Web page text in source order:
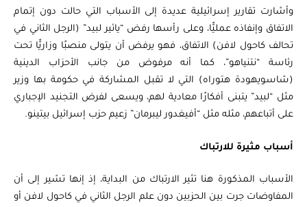
وأشارت تقارير إسرائيلية عديدة إلى الأسباب التي حالت دون إتمام
الاتفاق وإنفاذه عمليًّا، وعلى رأسها رفض “يائير لبيد” (الرجل الثاني في
تحالف كاحول لافن) الاتفاق، فهو يرفض أن يتولى منصبًا وزاريًّا تحت
رئاسة “نتنياهو”، كما أنه مرفوض من جانب الأحزاب الدينية
(شاسويهودة هتوراه) التي لا تقبل المشاركة في حكومة بها وزير
مثل “لبيد” يتبنى أفكارًا معادية لهم، ويسعى لفرض التجنيد الإجباري
على أتباعهم، مثله مثل “أفيغدور ليبرمان” زعيم حزب إسرائيل بيتينو.
أسباب مثيرة للارتباك
الأسباب المذكورة هنا تثير الارتباك من البداية، إذ إنها تشير إلى أن
المفاوضات جرت بين الحزبين دون علم الرجل الثاني في كاحول لافن أو